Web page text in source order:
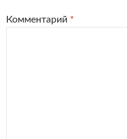
Комментарий *